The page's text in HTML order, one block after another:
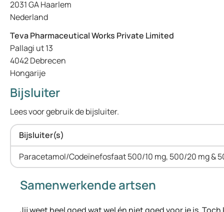
2031 GA Haarlem
Nederland
Teva Pharmaceutical Works Private Limited
Pallagi ut 13
4042 Debrecen
Hongarije
Bijsluiter
Lees voor gebruik de bijsluiter.
Bijsluiter(s)
Paracetamol/Codeïnefosfaat 500/10 mg, 500/20 mg &
Samenwerkende artsen